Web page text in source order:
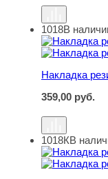
Накладка
1018В
Накладка
359,00 руб.
Накладка
1018КВ